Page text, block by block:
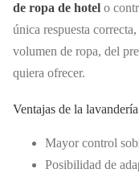
de ropa de hotel o
única respuesta
volumen de ropa, del
quiera ofrecer.
Ventajas de la
Mayor control
Posibilidad de